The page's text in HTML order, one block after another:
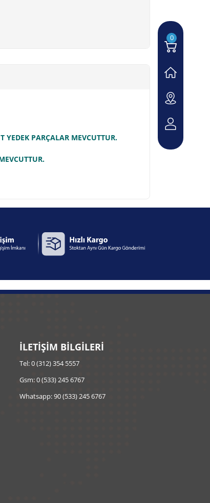
PARÇALAR MEVCUTTUR.
0
İLETİŞİM BİLGİLERİ
Tel: 0 (312) 354 5557
Gsm: 0 (533) 245 6767
Whatsapp: 90 (533) 245 6767